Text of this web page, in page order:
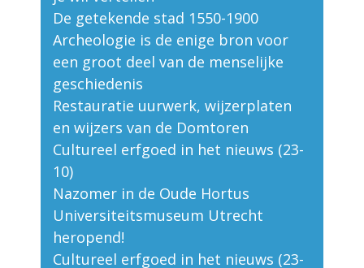
De getekende stad 1550-1900
Archeologie is de enige bron voor
een groot deel van de menselijke
geschiedenis
Restauratie uurwerk, wijzerplaten
en wijzers van de Domtoren
Cultureel erfgoed in het nieuws (23-
10)
Nazomer in de Oude Hortus
Universiteitsmuseum Utrecht
heropend!
Cultureel erfgoed in het nieuws (23-